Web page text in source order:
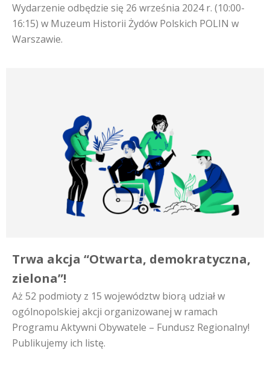
Wydarzenie odbędzie się 26 września 2024 r. (10:00-
16:15) w Muzeum Historii Żydów Polskich POLIN w
Warszawie.
Trwa akcja “Otwarta, demokratyczna,
zielona”!
Aż 52 podmioty z 15 województw biorą udział w
ogólnopolskiej akcji organizowanej w ramach
Programu Aktywni Obywatele – Fundusz Regionalny!
Publikujemy ich listę.